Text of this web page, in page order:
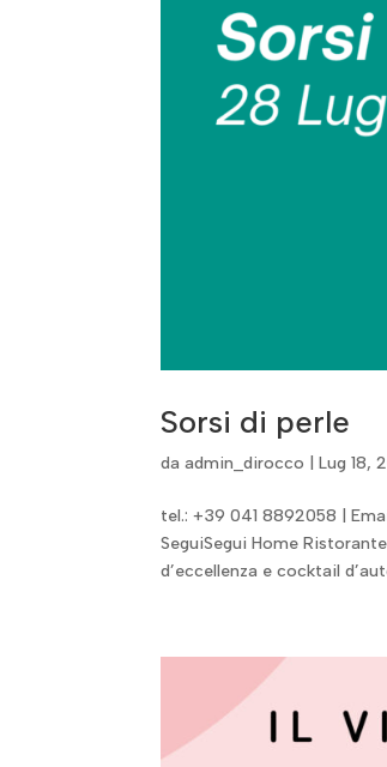
Sorsi di perle
daadmin_dirocco |Lug 18,
tel.: +39 041 8892058 |
SeguiSegui Home
d’eccellenza e cocktail